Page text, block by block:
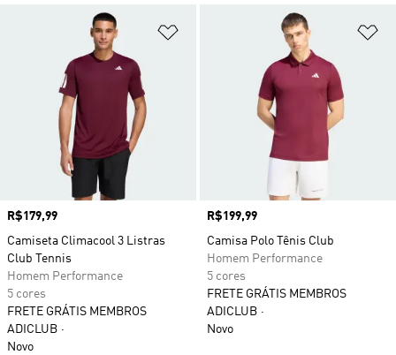
Adicionar à Lista de Desejos
Preço
R$179,99
Camiseta Climacool 3 Listras
Club Tennis
Homem Performance
5 cores
FRETE GRÁTIS MEMBROS
ADICLUB
Novo
Preço
R$199,99
Camisa Polo Tênis Club
Homem Performance
5 cores
FRETE GRÁTIS MEMBROS
ADICLUB
Novo